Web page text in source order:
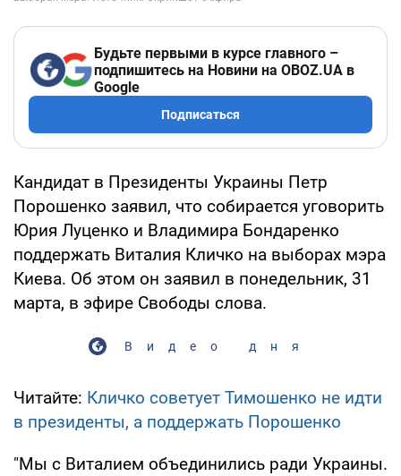
Будьте первыми в курсе главного –
подпишитесь на Новини на OBOZ.UA в
Google
Подписаться
Кандидат в Президенты Украины Петр
Порошенко заявил, что собирается уговорить
Юрия Луценко и Владимира Бондаренко
поддержать Виталия Кличко на выборах мэра
Киева. Об этом он заявил в понедельник, 31
марта, в эфире Свободы слова.
Видео дня
Читайте: Кличко советует Тимошенко не идти
в президенты, а поддержать Порошенко
"Мы с Виталием объединились ради Украины.